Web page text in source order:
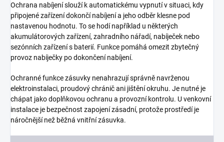
Ochrana nabíjení slouží k automatickému vypnutí v situaci, kdy
připojené zařízení dokončí nabíjení a jeho odběr klesne pod
nastavenou hodnotu. To se hodí například u některých
akumulátorových zařízení, zahradního nářadí, nabíječek nebo
sezónních zařízení s baterií. Funkce pomáhá omezit zbytečný
provoz nabíječky po dokončení nabíjení.
Ochranné funkce zásuvky nenahrazují správně navrženou
elektroinstalaci, proudový chránič ani jištění okruhu. Je nutné je
chápat jako doplňkovou ochranu a provozní kontrolu. U venkovní
instalace je bezpečnost zapojení zásadní, protože prostředí je
náročnější než běžná vnitřní zásuvka.